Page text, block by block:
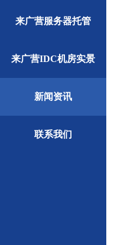
来广营服务器托管
来广营IDC机房实景
新闻资讯
联系我们